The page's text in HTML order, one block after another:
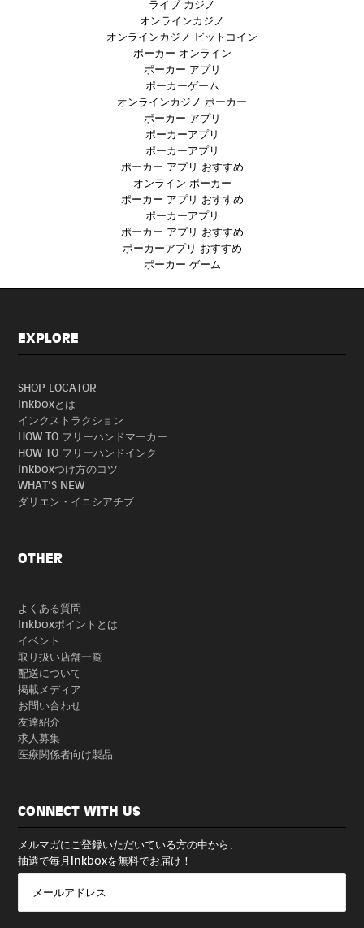
ライブ カジノ
オンラインカジノ
オンラインカジノ ビットコイン
ポーカー オンライン
ポーカー アプリ
ポーカーゲーム
オンラインカジノ ポーカー
ポーカー アプリ
ポーカーアプリ
ポーカーアプリ
ポーカー アプリ おすすめ
オンライン ポーカー
ポーカー アプリ おすすめ
ポーカーアプリ
ポーカー アプリ おすすめ
ポーカーアプリ おすすめ
ポーカー ゲーム
EXPLORE
SHOP LOCATOR
Inkboxとは
インクストラクション
HOW TO フリーハンドマーカー
HOW TO フリーハンドインク
Inkboxつけ方のコツ
WHAT'S NEW
ダリエン・イニシアチブ
OTHER
よくある質問
Inkboxポイントとは
イベント
取り扱い店舗一覧
配送について
掲載メディア
お問い合わせ
友達紹介
求人募集
医療関係者向け製品
CONNECT WITH US
メルマガにご登録いただいている方の中から、
抽選で毎月Inkboxを無料でお届け！